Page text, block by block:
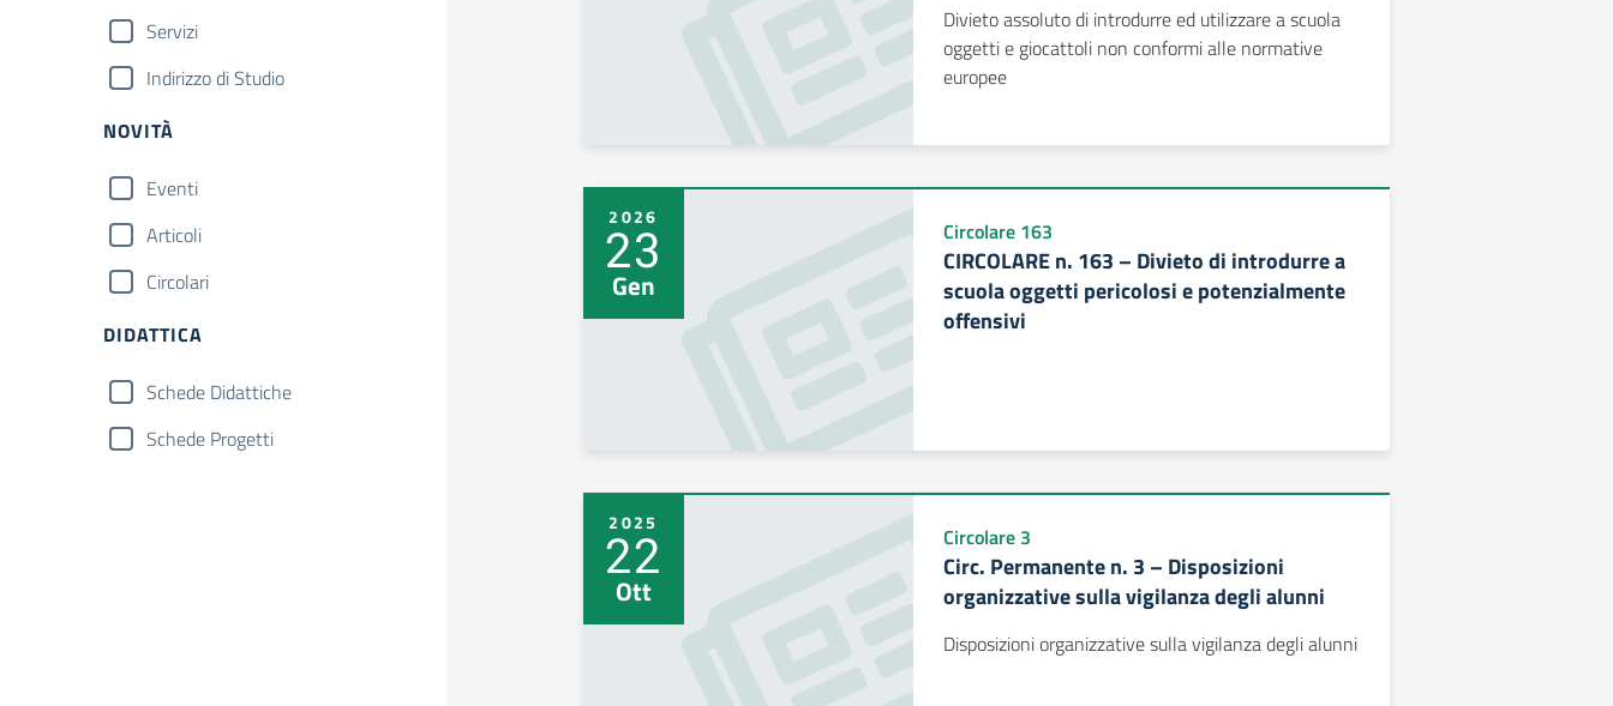
Servizi
Indirizzo di Studio
NOVITÀ
Eventi
Articoli
Circolari
DIDATTICA
Schede Didattiche
Schede Progetti
Divieto assoluto di introdurre ed utilizzare a scuola
oggetti e giocattoli non conformi alle normative
europee
2026
23
Gen
Circolare 163
CIRCOLARE n. 163 – Divieto di introdurre a
scuola oggetti pericolosi e potenzialmente
offensivi
2025
22
Ott
Circolare 3
Circ. Permanente n. 3 – Disposizioni
organizzative sulla vigilanza degli alunni
Disposizioni organizzative sulla vigilanza degli alunni